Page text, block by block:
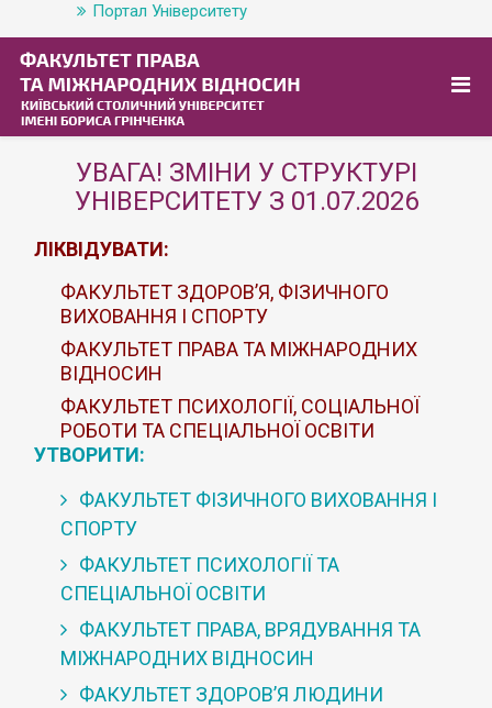
Портал Університету
УВАГА! ЗМІНИ У СТРУКТУРІ
УНІВЕРСИТЕТУ З 01.07.2026
ЛІКВІДУВАТИ:
ФАКУЛЬТЕТ ЗДОРОВ’Я, ФІЗИЧНОГО
ВИХОВАННЯ І СПОРТУ
ФАКУЛЬТЕТ ПРАВА ТА МІЖНАРОДНИХ
ВІДНОСИН
ФАКУЛЬТЕТ ПСИХОЛОГІЇ, СОЦІАЛЬНОЇ
РОБОТИ ТА СПЕЦІАЛЬНОЇ ОСВІТИ
УТВОРИТИ:
ФАКУЛЬТЕТ ФІЗИЧНОГО ВИХОВАННЯ І
СПОРТУ
ФАКУЛЬТЕТ ПСИХОЛОГІЇ ТА
СПЕЦІАЛЬНОЇ ОСВІТИ
ФАКУЛЬТЕТ ПРАВА, ВРЯДУВАННЯ ТА
МІЖНАРОДНИХ ВІДНОСИН
ФАКУЛЬТЕТ ЗДОРОВ’Я ЛЮДИНИ